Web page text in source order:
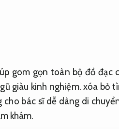
gom gọn toàn bộ đồ đạc
giàu kinh nghiệm. xóa bỏ
bác sĩ dễ dàng di
khám.